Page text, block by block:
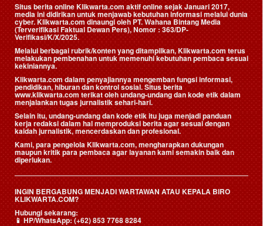
Situs berita online Klikwarta.com aktif online sejak Januari 2017,
media ini didirikan untuk menjawab kebutuhan informasi melalui dunia
cyber. Klikwarta.com dinaungi oleh PT. Wahana Bintang Media
(Terverifikasi Faktual Dewan Pers), Nomor : 363/DP-
Verifikasi/K/X/2025.
Melalui berbagai rubrik/konten yang ditampilkan, Klikwarta.com terus
melakukan pembenahan untuk memenuhi kebutuhan pembaca sesuai
kekiniannya.
Klikwarta.com dalam penyajiannya mengemban fungsi informasi,
pendidikan, hiburan dan kontrol sosial. Situs berita
www.klikwarta.com terikat oleh undang-undang dan kode etik dalam
menjalankan tugas jurnalistik sehari-hari.
Selain itu, undang-undang dan kode etik itu juga menjadi panduan
kerja redaksi dalam hal memproduksi berita agar sesuai dengan
kaidah jurnalistik, mencerdaskan dan profesional.
Kami, para pengelola Klikwarta.com, mengharapkan dukungan
maupun kritik para pembaca agar layanan kami semakin baik dan
diperlukan.
INGIN BERGABUNG MENJADI WARTAWAN ATAU KEPALA BIRO
KLIKWARTA.COM?
Hubungi sekarang:
📱HP/WhatsApp:(+62) 853 7768 8284